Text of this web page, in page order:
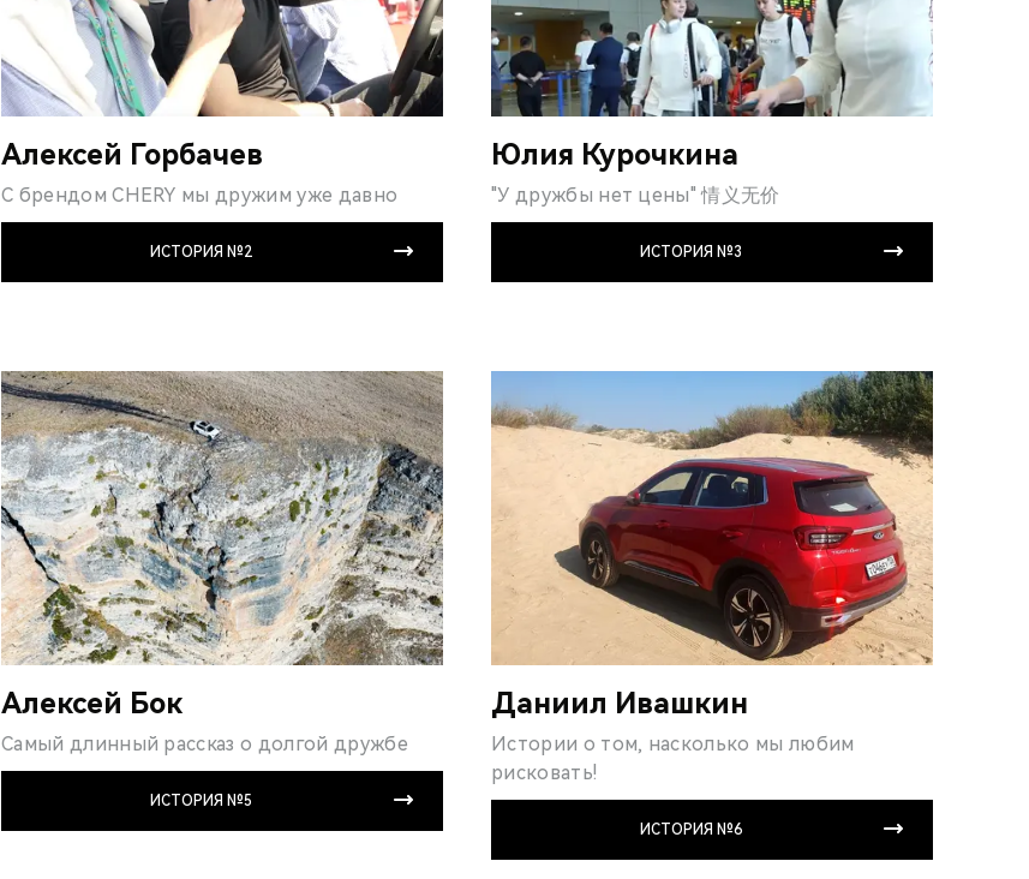
Алексей Горбачев
С брендом CHERY мы дружим уже давно
ИСТОРИЯ №2
Юлия Курочкина
"У дружбы нет цены" 情义无价
ИСТОРИЯ №3
Алексей Бок
Самый длинный рассказ о долгой дружбе
ИСТОРИЯ №5
Даниил Ивашкин
Истории о том, насколько мы любим
рисковать!
ИСТОРИЯ №6